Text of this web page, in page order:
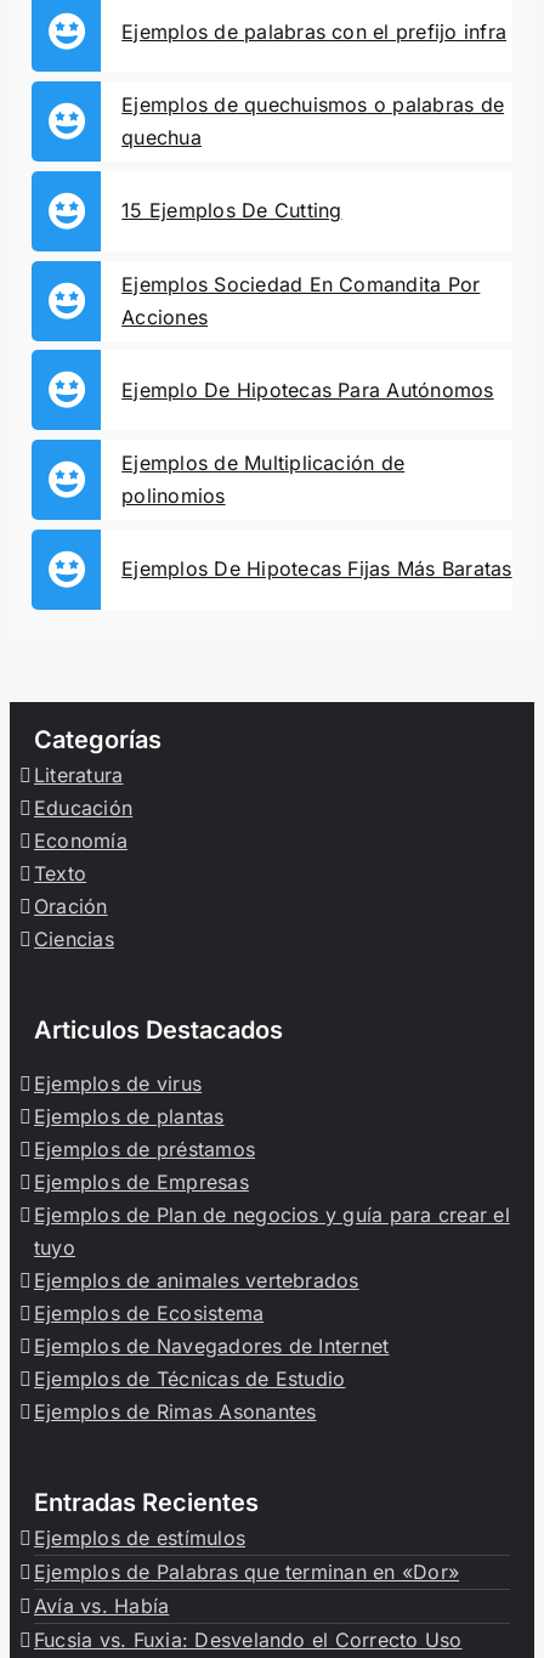
Ejemplos de palabras con el prefijo infra
Ejemplos de quechuismos o palabras de
quechua
15 Ejemplos De Cutting
Ejemplos Sociedad En Comandita Por
Acciones
Ejemplo De Hipotecas Para Autónomos
Ejemplos de Multiplicación de
polinomios
Ejemplos De Hipotecas Fijas Más Baratas
Categorías
Literatura
Educación
Economía
Texto
Oración
Ciencias
Articulos Destacados
Ejemplos de virus
Ejemplos de plantas
Ejemplos de préstamos
Ejemplos de Empresas
Ejemplos de Plan de negocios y guía para crear el
tuyo
Ejemplos de animales vertebrados
Ejemplos de Ecosistema
Ejemplos de Navegadores de Internet
Ejemplos de Técnicas de Estudio
Ejemplos de Rimas Asonantes
Entradas Recientes
Ejemplos de estímulos
Ejemplos de Palabras que terminan en «Dor»
Avía vs. Había
Fucsia vs. Fuxia: Desvelando el Correcto Uso